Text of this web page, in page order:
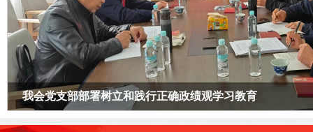
我会党支部部署树立和践行正确政绩观学习教育